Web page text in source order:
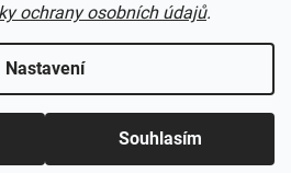
ochrany osobních údajů.
Nastavení
Souhlasím